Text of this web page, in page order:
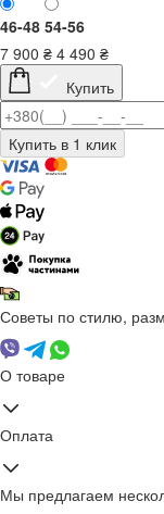
46-48 54-56
7 900 ₴ 4 490 ₴
Купить
Советы по стилю,
О товаре
Оплата
Мы предлагаем